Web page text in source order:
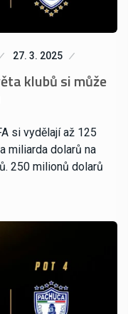
27. 3. 2025
klubů si může
si vydělají až 125
miliarda dolarů na
250 milionů dolarů